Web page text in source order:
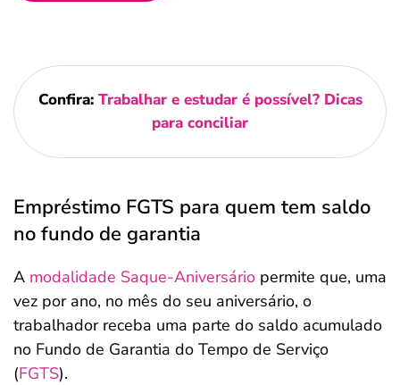
Confira: Trabalhar e estudar​ é possível? Dicas
para conciliar
Empréstimo FGTS para quem tem saldo
no fundo de garantia
A modalidade Saque-Aniversário permite que, uma
vez por ano, no mês do seu aniversário, o
trabalhador receba uma parte do saldo acumulado
no Fundo de Garantia do Tempo de Serviço
(FGTS).